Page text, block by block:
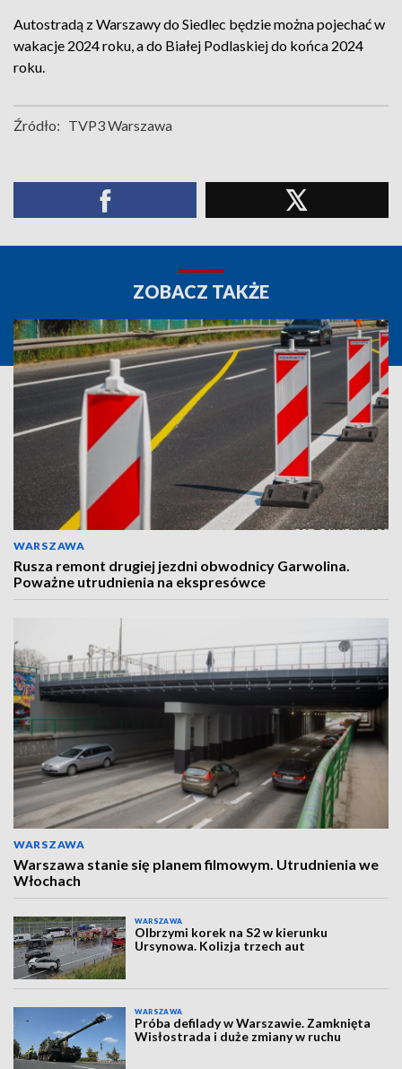
Autostradą z Warszawy do Siedlec będzie można pojechać w
wakacje 2024 roku, a do Białej Podlaskiej do końca 2024
roku.
Źródło: TVP3 Warszawa
ZOBACZ TAKŻE
WARSZAWA
Rusza remont drugiej jezdni obwodnicy Garwolina.
Poważne utrudnienia na ekspresówce
WARSZAWA
Warszawa stanie się planem filmowym. Utrudnienia we
Włochach
WARSZAWA
Olbrzymi korek na S2 w kierunku
Ursynowa. Kolizja trzech aut
WARSZAWA
Próba defilady w Warszawie. Zamknięta
Wisłostrada i duże zmiany w ruchu